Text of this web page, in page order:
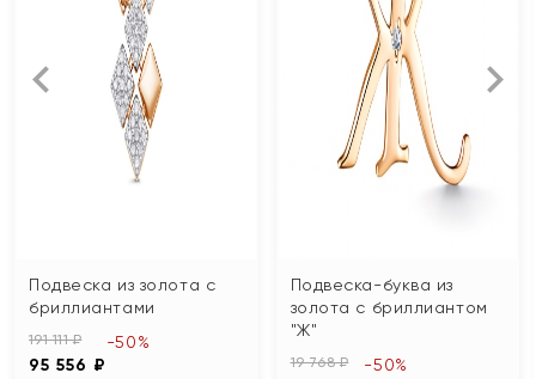
Подвеска из золота с
бриллиантами
191 111 ₽
95 556 ₽
-50%
Подвеска-буква из
золота с бриллиантом
"Ж"
19 768 ₽ -50%